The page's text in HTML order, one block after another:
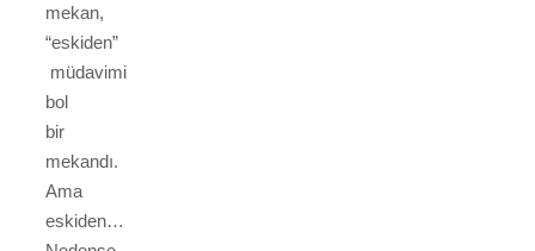
mekan,
“eskiden”
müdavimi
bol
bir
mekandı.
Ama
eskiden…